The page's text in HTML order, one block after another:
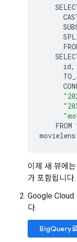
id,
FROM
movielens
이제 새 뷰에
가 포함됩니다.
Google Cloud
다.
BigQuery